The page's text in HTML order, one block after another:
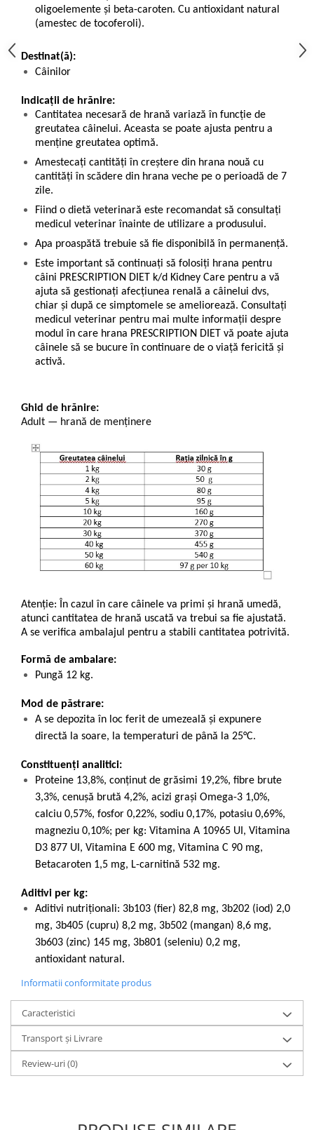
oligoelemente şi beta-caroten. Cu antioxidant natural
(amestec de tocoferoli).
Destinat(ă):
Câinilor
Indicații de hrănire:
Cantitatea necesară de hrană variază în funcție de
greutatea câinelui. Aceasta se poate ajusta pentru a
menține greutatea optimă.
Amestecați cantități în creștere din hrana nouă cu
cantități în scădere din hrana veche pe o perioadă de 7
zile.
Fiind o dietă veterinară este recomandat să consultați
medicul veterinar înainte de utilizare a produsului.
Apa proaspătă trebuie să fie disponibilă în permanență.
Este important să continuaţi să folosiţi hrana pentru
câini PRESCRIPTION DIET k/d Kidney Care pentru a vă
ajuta să gestionaţi afecțiunea renală a câinelui dvs,
chiar şi după ce simptomele se ameliorează. Consultaţi
medicul veterinar pentru mai multe informaţii despre
modul în care hrana PRESCRIPTION DIET vă poate ajuta
câinele să se bucure în continuare de o viaţă fericită şi
activă.
Ghid de hrănire:
Adult — hrană de menținere
Atenție: În cazul în care câinele va primi și hrană umedă,
atunci cantitatea de hrană uscată va trebui sa fie ajustată.
A se verifica ambalajul pentru a stabili cantitatea potrivită.
Formă de ambalare:
Pungă 12 kg.
Mod de păstrare:
A se depozita în loc ferit de umezeală și expunere
directă la soare, la temperaturi de până la 25°C.
Constituenți analitici:
Proteine 13,8%, conţinut de grăsimi 19,2%, fibre brute
3,3%, cenuşă brută 4,2%, acizi graşi Omega-3 1,0%,
calciu 0,57%, fosfor 0,22%, sodiu 0,17%, potasiu 0,69%,
magneziu 0,10%; per kg: Vitamina A 10965 UI, Vitamina
D3 877 UI, Vitamina E 600 mg, Vitamina C 90 mg,
Betacaroten 1,5 mg, L-carnitină 532 mg.
Aditivi per kg:
Aditivi nutriţionali: 3b103 (fier) 82,8 mg, 3b202 (iod) 2,0
mg, 3b405 (cupru) 8,2 mg, 3b502 (mangan) 8,6 mg,
3b603 (zinc) 145 mg, 3b801 (seleniu) 0,2 mg,
antioxidant natural.
Informatii conformitate produs
Caracteristici
Transport și Livrare
Review-uri(0)